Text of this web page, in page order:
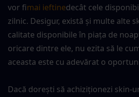
vor fimai ieftinedecât cele
zilnic. Desigur, există și multe alte
calitate disponibile în piața de
oricare dintre ele, nu ezita să le
aceasta este cu adevărat o
Dacă dorești să achiziționezi skin-